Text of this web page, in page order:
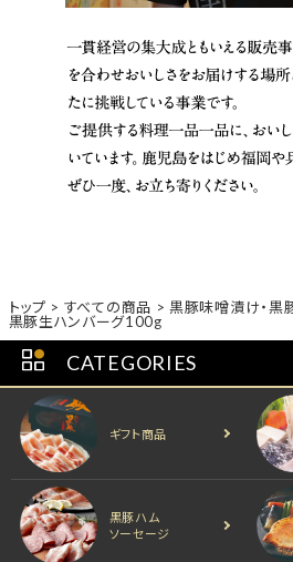
トップ すべての商品
黒豚味噌漬け・黒
黒豚生ハンバーグ100g
CATEGORIES
ギフト商品
黒豚ハム
ソーセージ